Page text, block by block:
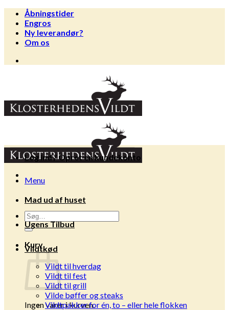
Fortsæt
indhold
Åbningstider
Engros
Ny leverandør?
Om os
Menu
Søg
efter:
Kurv
Ingen varer i kurven.
Log ind / Opret en kundekonto
Mad ud af huset
Ugens Tilbud
Vildtkød
Vildt til hverdag
Vildt til fest
Vildt til grill
Vilde bøffer og steaks
Vildtpakker for én, to – eller hele flokken